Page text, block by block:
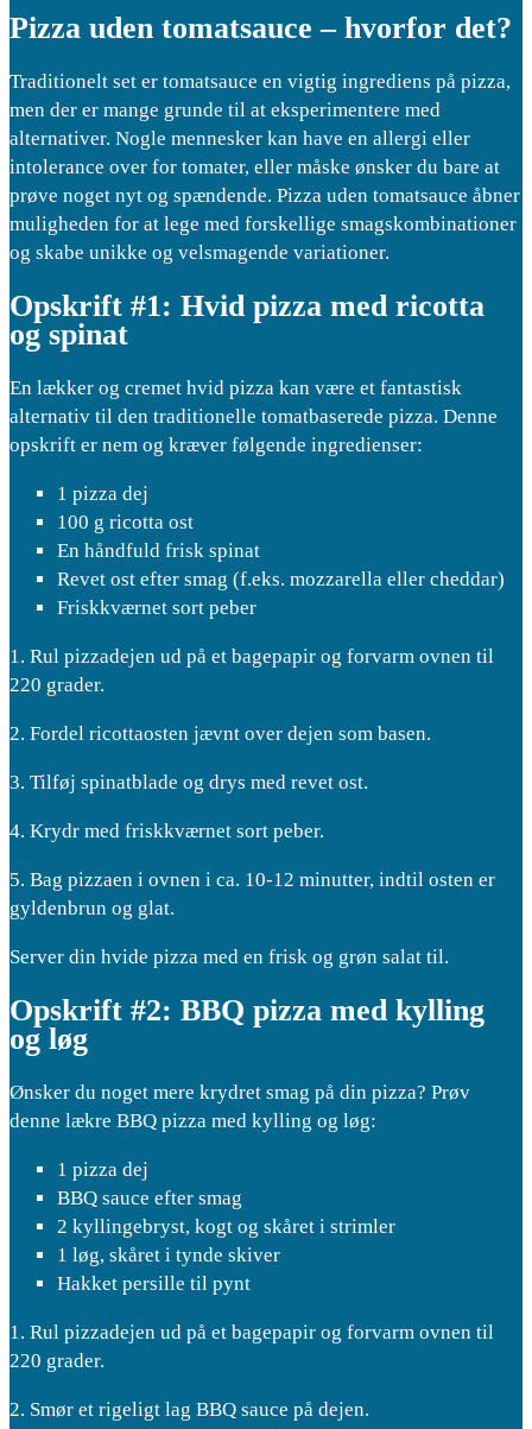
Pizza uden tomatsauce – hvorfor det?
Traditionelt set er tomatsauce en vigtig ingrediens på pizza,
men der er mange grunde til at eksperimentere med
alternativer. Nogle mennesker kan have en allergi eller
intolerance over for tomater, eller måske ønsker du bare at
prøve noget nyt og spændende. Pizza uden tomatsauce åbner
muligheden for at lege med forskellige smagskombinationer
og skabe unikke og velsmagende variationer.
Opskrift #1: Hvid pizza med ricotta
og spinat
En lækker og cremet hvid pizza kan være et fantastisk
alternativ til den traditionelle tomatbaserede pizza. Denne
opskrift er nem og kræver følgende ingredienser:
1 pizza dej
100 g ricotta ost
En håndfuld frisk spinat
Revet ost efter smag (f.eks. mozzarella eller cheddar)
Friskkværnet sort peber
1. Rul pizzadejen ud på et bagepapir og forvarm ovnen til
220 grader.
2. Fordel ricottaosten jævnt over dejen som basen.
3. Tilføj spinatblade og drys med revet ost.
4. Krydr med friskkværnet sort peber.
5. Bag pizzaen i ovnen i ca. 10-12 minutter, indtil osten er
gyldenbrun og glat.
Server din hvide pizza med en frisk og grøn salat til.
Opskrift #2: BBQ pizza med kylling
og løg
Ønsker du noget mere krydret smag på din pizza? Prøv
denne lækre BBQ pizza med kylling og løg:
1 pizza dej
BBQ sauce efter smag
2 kyllingebryst, kogt og skåret i strimler
1 løg, skåret i tynde skiver
Hakket persille til pynt
1. Rul pizzadejen ud på et bagepapir og forvarm ovnen til
220 grader.
2. Smør et rigeligt lag BBQ sauce på dejen.